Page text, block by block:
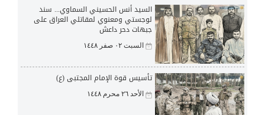
السيد أنس الحسيني السماوي... سند
لوجستي ومعنوي لمقاتلي العراق على
جبهات دحر داعش
السبت ٠٢ صفر ١٤٤٨
تأسيس قوة الإمام المجتبى (ع)
الأحد ٢٦ محرم ١٤٤٨